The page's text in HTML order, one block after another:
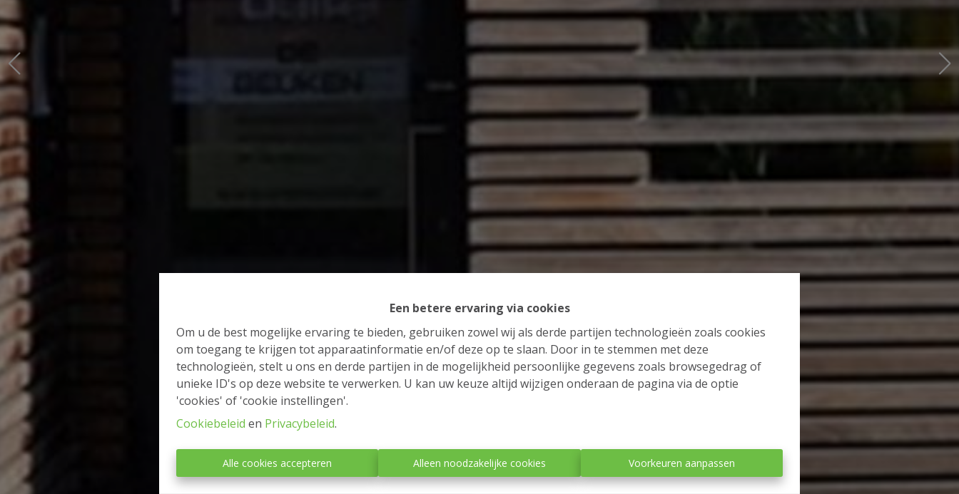
Een betere ervaring via cookies
Om u de best mogelijke ervaring te bieden, gebruiken zowel wij als derde partijen technologieën zoals cookies
om toegang te krijgen tot apparaatinformatie en/of deze op te slaan. Door in te stemmen met deze
technologieën, stelt u ons en derde partijen in de mogelijkheid persoonlijke gegevens zoals browsegedrag of
unieke ID's op deze website te verwerken. U kan uw keuze altijd wijzigen onderaan de pagina via de optie
'cookies' of 'cookie instellingen'.
Cookiebeleid en Privacybeleid.
Alle cookies accepteren Alleen noodzakelijke cookies Voorkeuren aanpassen